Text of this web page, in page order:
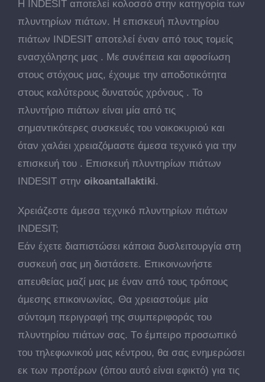
Η INDESIT αποτελεί κολοσσό στην κατηγορία των
πλυντηρίων πιάτων. Η επισκευή πλυντηρίου
πιάτων INDESIT αποτελεί έναν από τους τομείς
ενασχόλησης μας . Με συνέπεια και αφοσίωση
στους στόχους μας, έχουμε την αποδοτικότητα
στους καλύτερους δυνατούς χρόνους . Το
πλυντήριο πιάτων είναι μία από τις
σημαντικότερες συσκευές του νοικοκυριού και
όταν χαλάει χρειαζόμαστε άμεσα τεχνικό για την
επισκευή του . Επισκευή πλυντηρίων πιάτων
INDESIT στην oikoantallaktiki.
Χρειάζεστε άμεσα τεχνικό πλυντηρίων πιάτων
INDESIT;
Εάν έχετε διαπιστώσει κάποια δυσλειτουργία στη
συσκευή σας μη διστάσετε. Επικοινωνήστε
απευθείας μαζί μας με έναν από τους τρόπους
άμεσης επικοινωνίας. Θα χρειαστούμε μία
σύντομη περιγραφή της συμπεριφοράς του
πλυντηρίου πιάτων σας. Tο έμπειρο προσωπικό
του τηλεφωνικού μας κέντρου, θα σας ενημερώσει
εκ των προτέρων (όπου αυτό είναι εφικτό) για τις